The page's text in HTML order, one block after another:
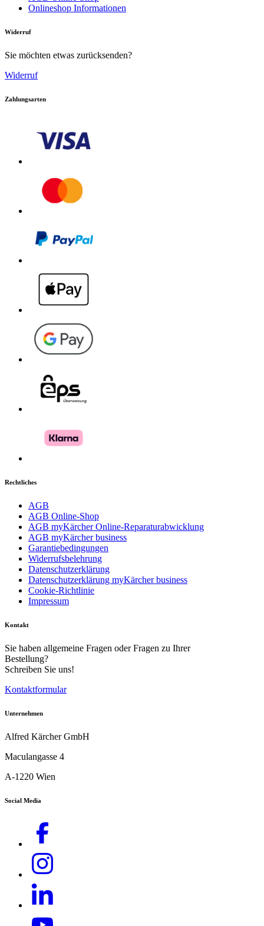
Onlineshop Informationen
Widerruf
Sie möchten etwas zurücksenden?
Widerruf
Zahlungsarten
Rechtliches
AGB
AGB Online-Shop
AGB myKärcher Online-Reparaturabwicklung
AGB myKärcher business
Garantiebedingungen
Widerrufsbelehrung
Datenschutzerklärung
Datenschutzerklärung myKärcher business
Cookie-Richtlinie
Impressum
Kontakt
Sie haben allgemeine Fragen oder Fragen zu Ihrer
Bestellung?
Schreiben Sie uns!
Kontaktformular
Unternehmen
Alfred Kärcher GmbH
Maculangasse 4
A-1220 Wien
Social Media